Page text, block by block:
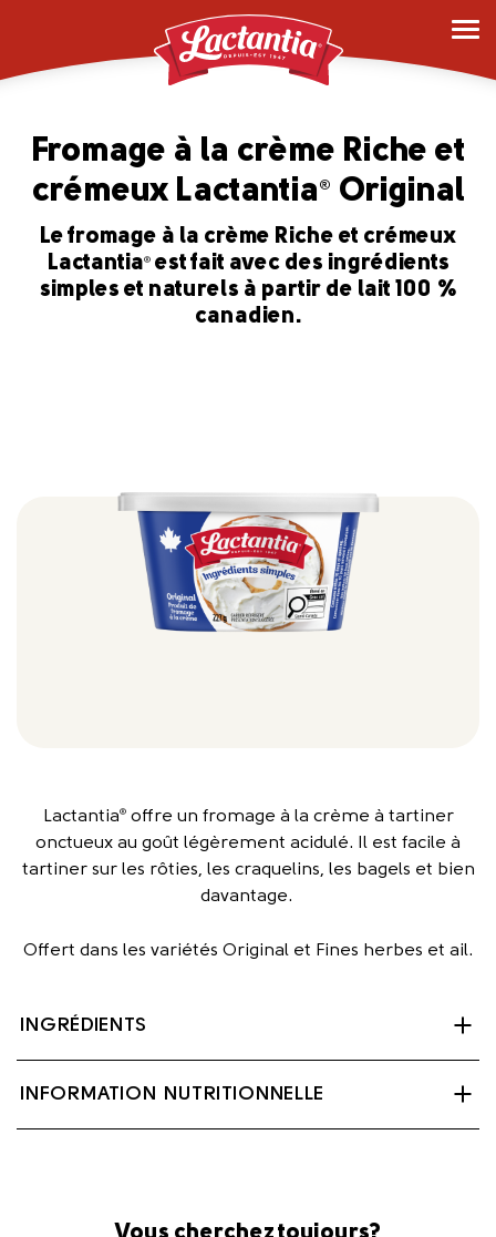
Fromage à la crème Riche et
crémeux Lactantia ® Original
Le fromage à la crème Riche et crémeux
Lactantia®est fait avec des ingrédients
simples et naturels à partir de lait 100 %
canadien.
Lactantia®offre un fromage à la crème à tartiner
onctueux au goût légèrement acidulé. Il est facile à
tartiner sur les rôties, les craquelins, les bagels et bien
davantage.
Offert dans les variétés Original et Fines herbes et ail.
INGRÉDIENTS
Lait, Crème, Lait écrémé concentré, Sel, Culture
INFORMATION NUTRITIONNELLE